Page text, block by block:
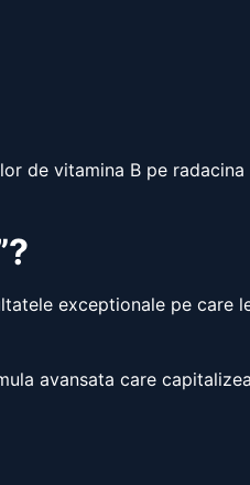
de vitamina B pe
exceptionale pe
avansata care